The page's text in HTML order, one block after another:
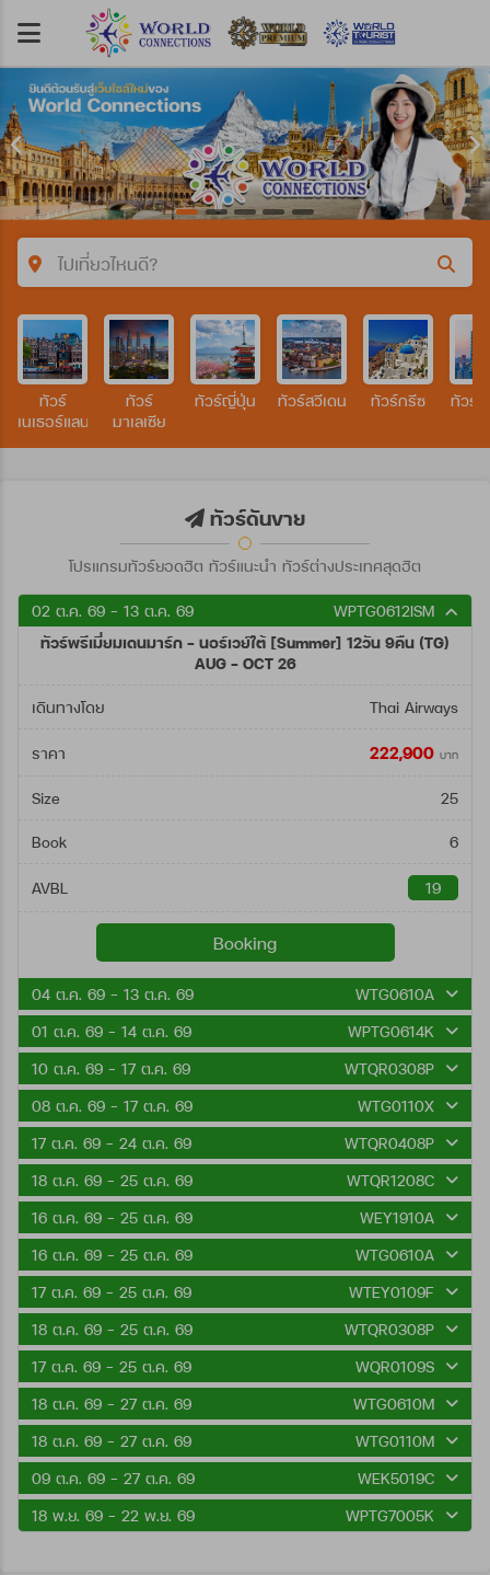
ไปเที่ยวไหนดี?
คำค้นหา/รหัสทัวร์
ประเทศ
ถึงวันที่
ค้นหา
ทัวร์
เนเธอร์แลนด์
ทัวร์
มาเลเซีย
ทัวร์ญี่ปุ่น ทัวร์สวีเดน ทัวร์กรีซ ทัวร์ไ
ทัวร์ดันขาย
โปรแกรมทัวร์ยอดฮิต ทัวร์แนะนำ ทัวร์ต่างประเทศสุดฮิต
02 ต.ค. 69 - 13 ต.ค. 69
WPTG0612ISM
ทัวร์พรีเมี่ยมเดนมาร์ก - นอร์เวย์ใต้ [Summer] 12วัน 9คืน (TG)
AUG - OCT 26
เดินทางโดย Thai Airways
ราคา 222,900 บาท
Size 25
Book 6
AVBL 19
Booking
04 ต.ค. 69 - 13 ต.ค. 69
WTG0610A
01 ต.ค. 69 - 14 ต.ค. 69
WPTG0614K
10 ต.ค. 69 - 17 ต.ค. 69
WTQR0308P
08 ต.ค. 69 - 17 ต.ค. 69
WTG0110X
17 ต.ค. 69 - 24 ต.ค. 69
WTQR0408P
18 ต.ค. 69 - 25 ต.ค. 69
WTQR1208C
16 ต.ค. 69 - 25 ต.ค. 69
WEY1910A
16 ต.ค. 69 - 25 ต.ค. 69
WTG0610A
17 ต.ค. 69 - 25 ต.ค. 69
WTEY0109F
18 ต.ค. 69 - 25 ต.ค. 69
WTQR0308P
17 ต.ค. 69 - 25 ต.ค. 69
WQR0109S
18 ต.ค. 69 - 27 ต.ค. 69
WTG0610M
18 ต.ค. 69 - 27 ต.ค. 69
WTG0110M
09 ต.ค. 69 - 27 ต.ค. 69
WEK5019C
18 พ.ย. 69 - 22 พ.ย. 69
WPTG7005K